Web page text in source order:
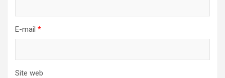
E-mail *
Site web